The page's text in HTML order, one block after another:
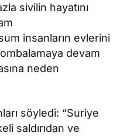
sivilin hayatını
insanların evlerini
devam
neden
söyledi: “Suriye
saldırıdan ve